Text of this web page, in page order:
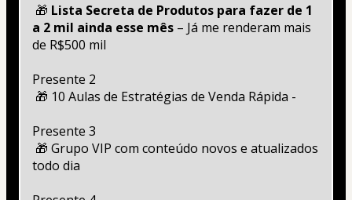
🎁 Lista Secreta de Produtos para fazer de 1
a 2 mil ainda esse mês – Já me renderam mais
de R$500 mil
Presente 2
🎁 10 Aulas de Estratégias de Venda Rápida -
Presente 3
todo dia